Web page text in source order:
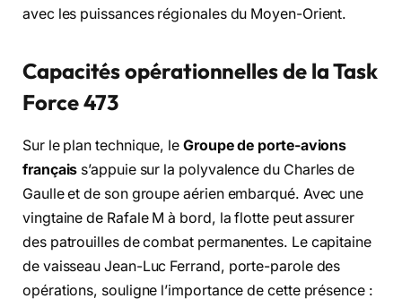
avec les puissances régionales du Moyen-Orient.
Capacités opérationnelles de la Task
Force 473
Sur le plan technique, le Groupe de porte-avions
français s’appuie sur la polyvalence du Charles de
Gaulle et de son groupe aérien embarqué. Avec une
vingtaine de Rafale M à bord, la flotte peut assurer
des patrouilles de combat permanentes. Le capitaine
de vaisseau Jean-Luc Ferrand, porte-parole des
opérations, souligne l’importance de cette présence :